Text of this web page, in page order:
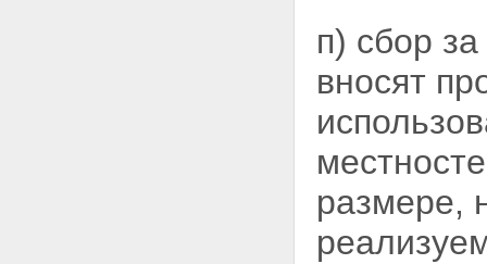
п) сбор
вносят
размере,